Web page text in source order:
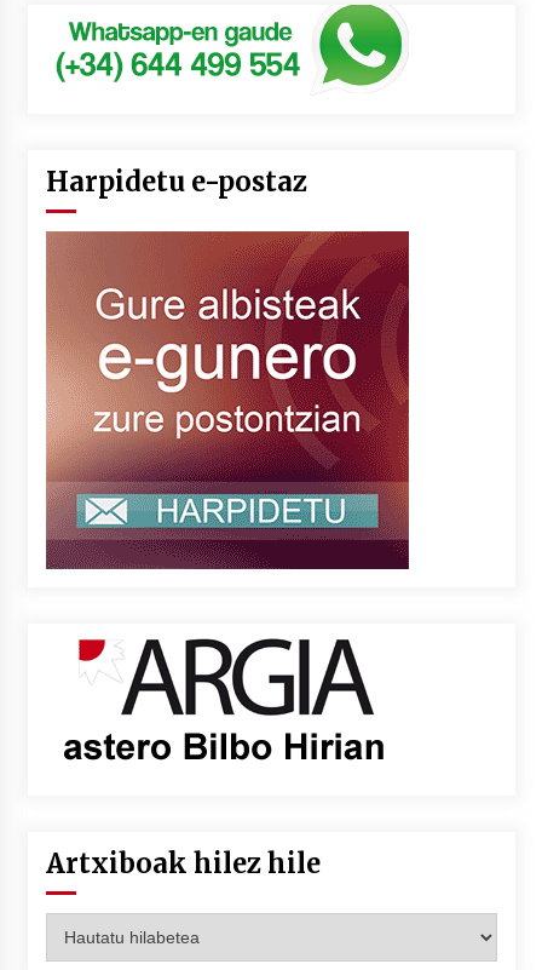
Harpidetu e-postaz
Artxiboak hilez hile
hilez